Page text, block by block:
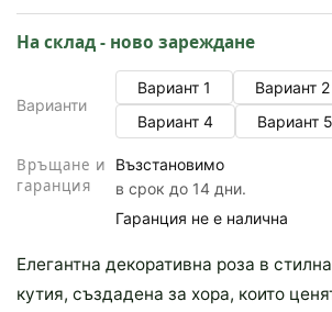
На склад - ново зареждане
Варианти
Вариант 1 Вариант 2
Вариант 4
Вариант 5
Връщане и
гаранция
Възстановимо
в срок до 14 дни.
Гаранция не е налична
Елегантна декоративна роза в
кутия, създадена за хора, които